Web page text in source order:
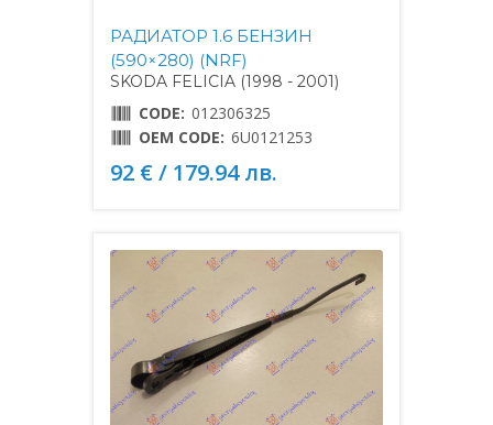
РАДИАТОР 1.6 БЕНЗИН
(590×280) (NRF)
SKODA FELICIA (1998 - 2001)
CODE: 012306325
OEM CODE: 6U0121253
92 € / 179.94 лв.